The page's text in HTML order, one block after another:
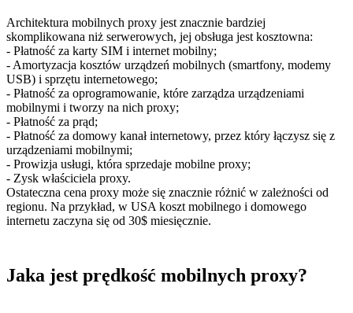
Architektura mobilnych proxy jest znacznie bardziej
skomplikowana niż serwerowych, jej obsługa jest kosztowna:
- Płatność za karty SIM i internet mobilny;
- Amortyzacja kosztów urządzeń mobilnych (smartfony, modemy
USB) i sprzętu internetowego;
- Płatność za oprogramowanie, które zarządza urządzeniami
mobilnymi i tworzy na nich proxy;
- Płatność za prąd;
- Płatność za domowy kanał internetowy, przez który łączysz się z
urządzeniami mobilnymi;
- Prowizja usługi, która sprzedaje mobilne proxy;
- Zysk właściciela proxy.
Ostateczna cena proxy może się znacznie różnić w zależności od
regionu. Na przykład, w USA koszt mobilnego i domowego
internetu zaczyna się od 30$ miesięcznie.
Jaka jest prędkość mobilnych proxy?